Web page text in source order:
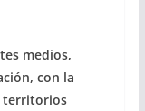
medios,
con la
territorios